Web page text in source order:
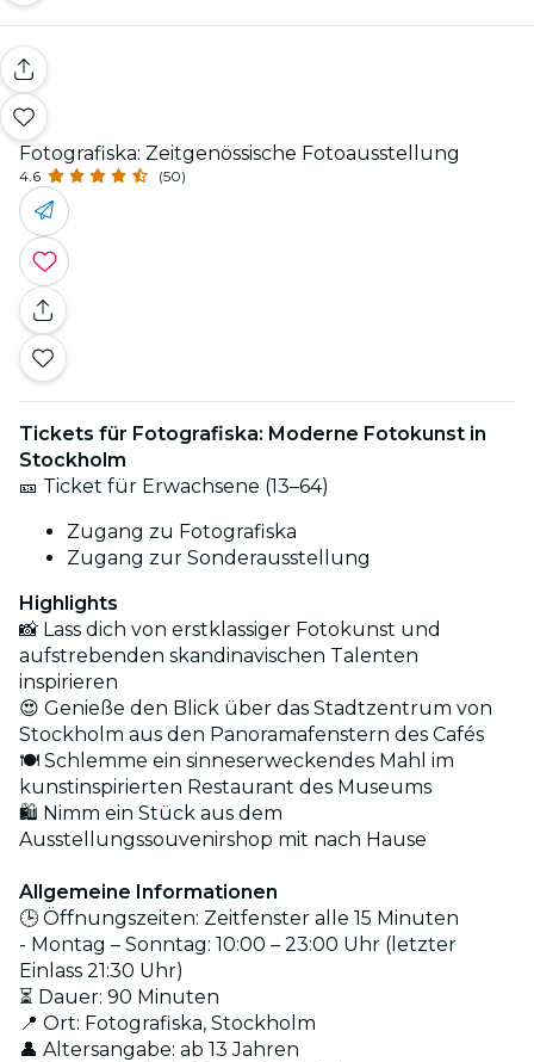
Fotografiska: Zeitgenössische Fotoausstellung
4.6 (50)
Tickets für Fotografiska: Moderne Fotokunst in
Stockholm
🎫 Ticket für Erwachsene (13–64)
Zugang zu Fotografiska
Zugang zur Sonderausstellung
Highlights
📸 Lass dich von erstklassiger Fotokunst und
aufstrebenden skandinavischen Talenten
inspirieren
😍 Genieße den Blick über das Stadtzentrum von
Stockholm aus den Panoramafenstern des Cafés
🍽️ Schlemme ein sinneserweckendes Mahl im
kunstinspirierten Restaurant des Museums
🛍️ Nimm ein Stück aus dem
Ausstellungssouvenirshop mit nach Hause
Allgemeine Informationen
🕒 Öffnungszeiten: Zeitfenster alle 15 Minuten
- Montag – Sonntag: 10:00 – 23:00 Uhr (letzter
Einlass 21:30 Uhr)
⏳ Dauer: 90 Minuten
📍 Ort: Fotografiska, Stockholm
👤 Altersangabe: ab 13 Jahren